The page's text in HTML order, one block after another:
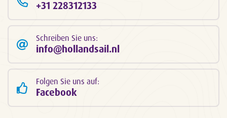
+31 228312133
Schreiben Sie uns:
info@hollandsail.nl
Folgen Sie uns auf:
Facebook